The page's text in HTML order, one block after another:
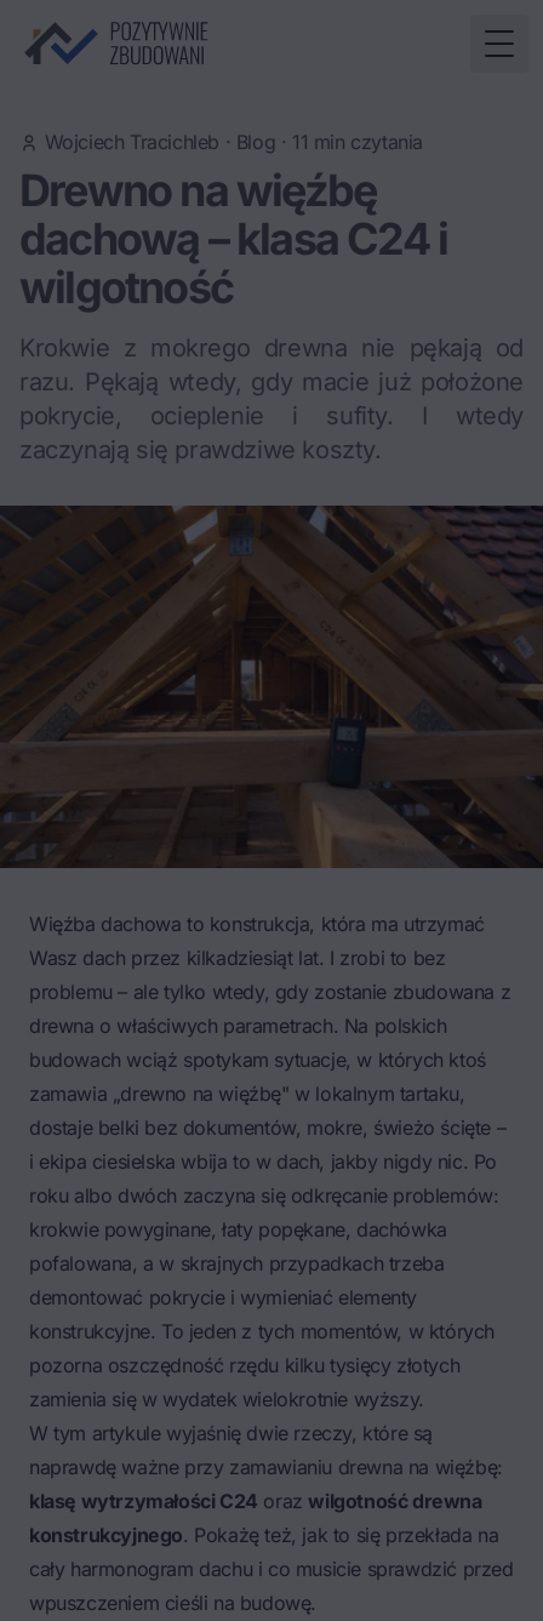
Wojciech Tracichleb · Blog · 11 min czytania
Drewno na więźbę
dachową – klasa C24 i
wilgotność
Krokwie z mokrego drewna nie pękają od
razu. Pękają wtedy, gdy macie już położone
pokrycie, ocieplenie i sufity. I wtedy
zaczynają się prawdziwe koszty.
Więźba dachowa to konstrukcja, która ma utrzymać
Wasz dach przez kilkadziesiąt lat. I zrobi to bez
problemu – ale tylko wtedy, gdy zostanie zbudowana z
drewna o właściwych parametrach. Na polskich
budowach wciąż spotykam sytuacje, w których ktoś
zamawia „drewno na więźbę" w lokalnym tartaku,
dostaje belki bez dokumentów, mokre, świeżo ścięte –
i ekipa ciesielska wbija to w dach, jakby nigdy nic. Po
roku albo dwóch zaczyna się odkręcanie problemów:
krokwie powyginane,łaty popękane, dachówka
pofalowana, a w skrajnych przypadkach trzeba
demontować pokrycie i wymieniać elementy
konstrukcyjne. To jeden z tych momentów, w których
pozorna oszczędność rzędu kilku tysięcy złotych
zamienia się w wydatek wielokrotnie wyższy.
W tym artykule wyjaśnię dwie rzeczy, które są
naprawdę ważne przy zamawianiu drewna na więźbę:
klasę wytrzymałości C24 orazwilgotność drewna
konstrukcyjnego. Pokażę też, jak to się przekłada na
cały harmonogram dachu i co musicie sprawdzić przed
wpuszczeniem cieśli na budowę.